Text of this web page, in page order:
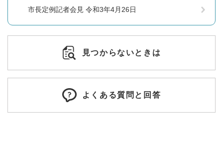
市長定例記者会見 令和3年4月26日
見つからないときは
よくある質問と回答